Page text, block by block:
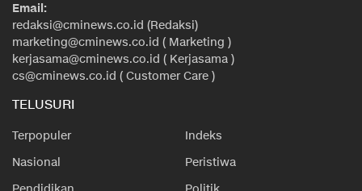
Email:
redaksi@cminews.co.id (Redaksi)
marketing@cminews.co.id ( Marketing )
kerjasama@cminews.co.id ( Kerjasama )
cs@cminews.co.id ( Customer Care )
TELUSURI
Terpopuler
Indeks
Nasional
Peristiwa